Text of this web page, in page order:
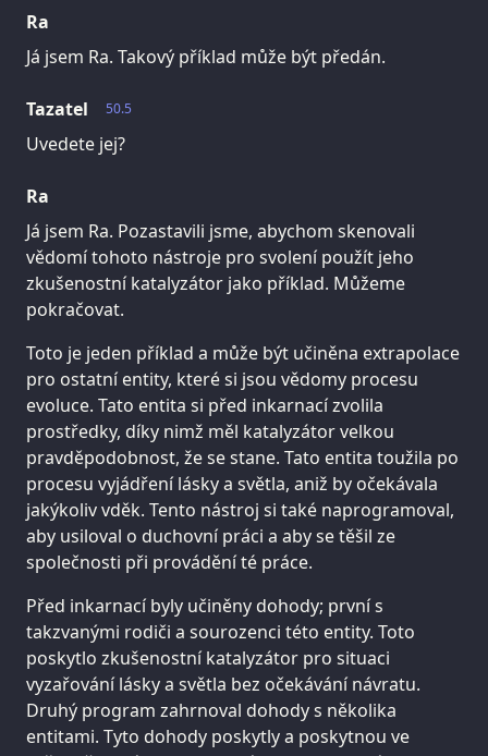
Ra
Já jsem Ra. Takový příklad může být předán.
50.5
Tazatel
Uvedete jej?
Ra
Já jsem Ra. Pozastavili jsme, abychom skenovali
vědomí tohoto nástroje pro svolení použít jeho
zkušenostní katalyzátor jako příklad. Můžeme
pokračovat.
Toto je jeden příklad a může být učiněna extrapolace
pro ostatní entity, které si jsou vědomy procesu
evoluce. Tato entita si před inkarnací zvolila
prostředky, díky nimž měl katalyzátor velkou
pravděpodobnost, že se stane. Tato entita toužila po
procesu vyjádření lásky a světla, aniž by očekávala
jakýkoliv vděk. Tento nástroj si také naprogramoval,
aby usiloval o duchovní práci a aby se těšil ze
společnosti při provádění té práce.
Před inkarnací byly učiněny dohody; první s
takzvanými rodiči a sourozenci této entity. Toto
poskytlo zkušenostní katalyzátor pro situaci
vyzařování lásky a světla bez očekávání návratu.
Druhý program zahrnoval dohody s několika
entitami. Tyto dohody poskytly a poskytnou ve